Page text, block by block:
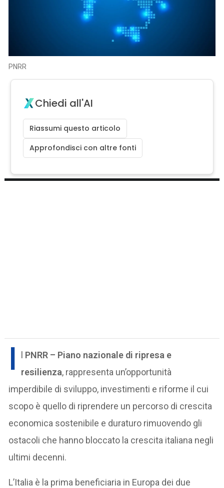
PNRR
Chiedi all'AI
Riassumi questo articolo
Approfondisci con altre fonti
I l PNRR – Piano nazionale di ripresa e
resilienza, rappresenta un’opportunità
imperdibile di sviluppo, investimenti e riforme il cui
scopo è quello di riprendere un percorso di crescita
economica sostenibile e duraturo rimuovendo gli
ostacoli che hanno bloccato la crescita italiana negli
ultimi decenni.
L’Italia è la prima beneficiaria in Europa dei due